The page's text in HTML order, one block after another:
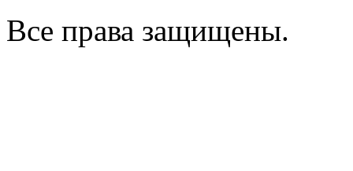
Все права защищены.